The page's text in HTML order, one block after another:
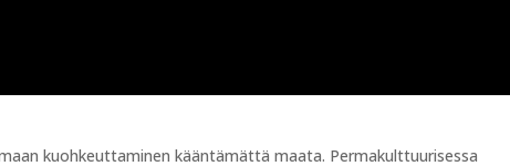
kuohkeuttaminen kääntämättä maata. Permakulttuurisessa